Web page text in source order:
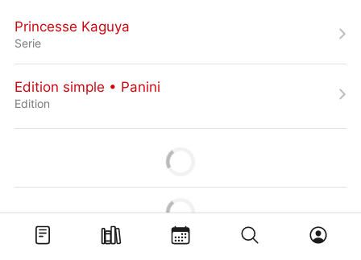
Princesse Kaguya
Serie
Edition simple • Panini
Edition